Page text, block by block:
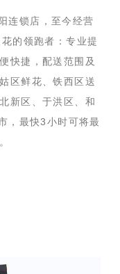
连锁店，至今经营
的领跑者：专业提
快捷，配送范围及
区鲜花、铁西区送
新区、于洪区、和
，最快3小时可将最